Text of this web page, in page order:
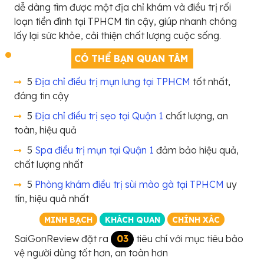
dễ dàng tìm được một địa chỉ khám và điều trị rối
loạn tiền đình tại TPHCM tin cậy, giúp nhanh chóng
lấy lại sức khỏe, cải thiện chất lượng cuộc sống.
CÓ THỂ BẠN QUAN TÂM
5 Địa chỉ điều trị mụn lưng tại TPHCM tốt nhất,
đáng tin cậy
5 Địa chỉ điều trị sẹo tại Quận 1 chất lượng, an
toàn, hiệu quả
5 Spa điều trị mụn tại Quận 1 đảm bảo hiệu quả,
chất lượng nhất
5 Phòng khám điều trị sùi mào gà tại TPHCM uy
tín, hiệu quả nhất
MINH BẠCH KHÁCH QUAN CHÍNH XÁC
SaiGonReview đặt ra 03
tiêu chí với mục tiêu bảo
vệ người dùng tốt hơn, an toàn hơn